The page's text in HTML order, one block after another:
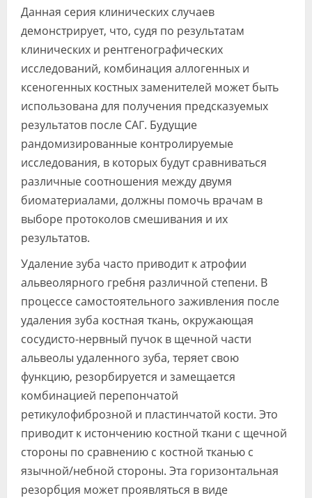
Данная серия клинических случаев
демонстрирует, что, судя по результатам
клинических и рентгенографических
исследований, комбинация аллогенных и
ксеногенных костных заменителей может быть
использована для получения предсказуемых
результатов после САГ. Будущие
рандомизированные контролируемые
исследования, в которых будут сравниваться
различные соотношения между двумя
биоматериалами, должны помочь врачам в
выборе протоколов смешивания и их
результатов.
Удаление зуба часто приводит к атрофии
альвеолярного гребня различной степени. В
процессе самостоятельного заживления после
удаления зуба костная ткань, окружающая
сосудисто-нервный пучок в щечной части
альвеолы удаленного зуба, теряет свою
функцию, резорбируется и замещается
комбинацией перепончатой
ретикулофиброзной и пластинчатой кости. Это
приводит к истончению костной ткани с щечной
стороны по сравнению с костной тканью с
язычной/небной стороны. Эта горизонтальная
резорбция может проявляться в виде